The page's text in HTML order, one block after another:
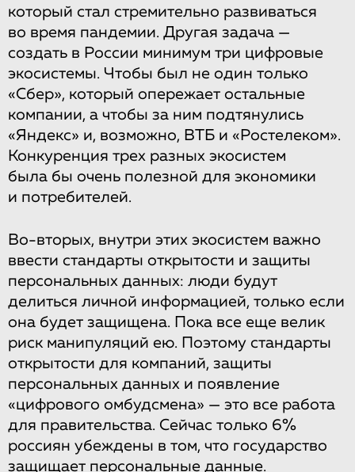
который стал стремительно развиваться
во время пандемии. Другая задача —
создать в России минимум три цифровые
экосистемы. Чтобы был не один только
«Сбер», который опережает остальные
компании, а чтобы за ним подтянулись
«Яндекс» и, возможно, ВТБ и «Ростелеком».
Конкуренция трех разных экосистем
была бы очень полезной для экономики
и потребителей.
Во-вторых, внутри этих экосистем важно
ввести стандарты открытости и защиты
персональных данных: люди будут
делиться личной информацией, только если
она будет защищена. Пока все еще велик
риск манипуляций ею. Поэтому стандарты
открытости для компаний, защиты
персональных данных и появление
«цифрового омбудсмена» — это все работа
для правительства. Сейчас только 6%
россиян убеждены в том, что государство
защищает персональные данные.